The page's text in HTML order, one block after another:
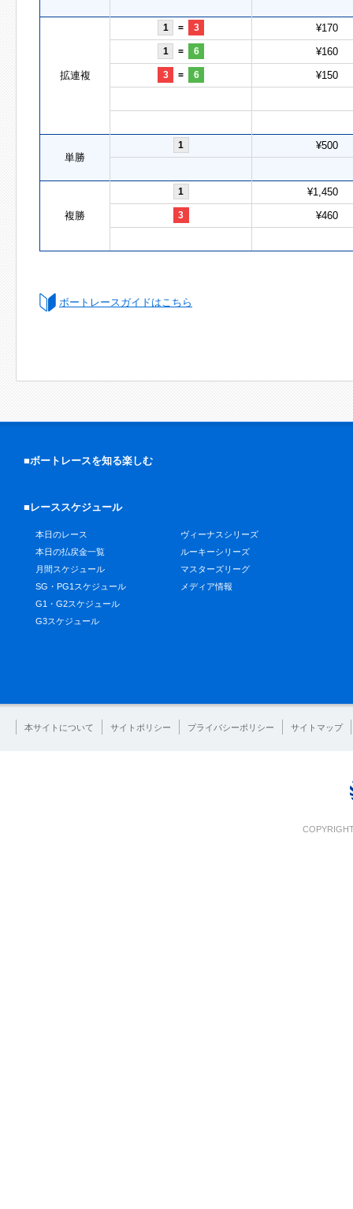
拡連複
1 = 3 ¥170
1 = 6 ¥160
3 = 6 ¥150
単勝
1 ¥500
複勝
1 ¥1,450
3 ¥460
ボートレースガイドはこちら
■ボートレースを知る楽しむ
■レーススケジュール
本日のレース
本日の払戻金一覧
月間スケジュール
SG・PG1スケジュール
G1・G2スケジュール
G3スケジュール
ヴィーナスシリーズ
ルーキーシリーズ
マスターズリーグ
メディア情報
本サイトについて サイトポリシー プライバシーポリシー サイトマップ